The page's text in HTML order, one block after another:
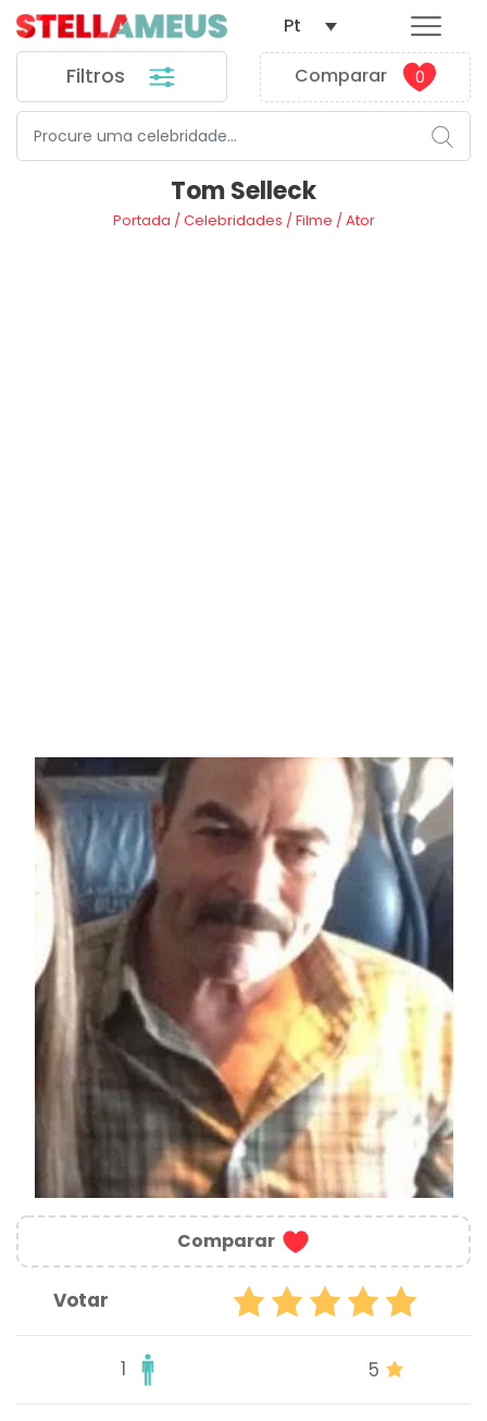
Filtros Comparar 0
Pt
Tom Selleck
Portada /Celebridades /Filme /Ator
Comparar
Votar
1 5